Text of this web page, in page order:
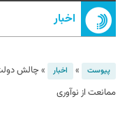
اخبار
پیوست » اخبار » چالش
ممانعت از نوآوری